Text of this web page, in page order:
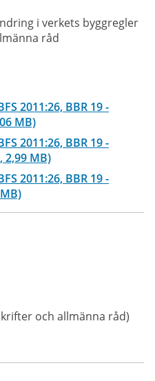
i verkets byggregler
råd
2011:26, BBR 19 -
MB)
2011:26, BBR 19 -
2,99 MB)
2011:26, BBR 19 -
och allmänna råd)